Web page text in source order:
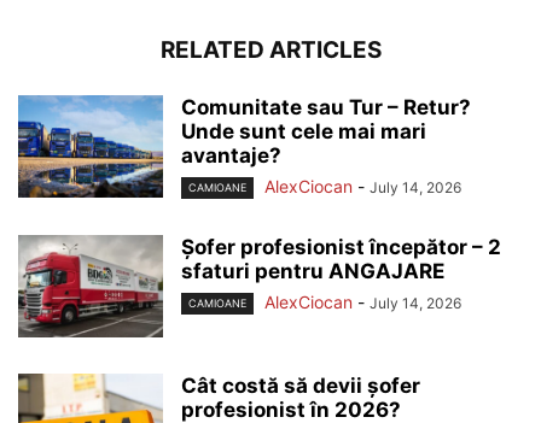
RELATED ARTICLES
Comunitate sau Tur – Retur?
Unde sunt cele mai mari
avantaje?
CAMIOANE AlexCiocan - July 14, 2026
Șofer profesionist începător – 2
sfaturi pentru ANGAJARE
CAMIOANE AlexCiocan - July 14, 2026
Cât costă să devii șofer
profesionist în 2026?